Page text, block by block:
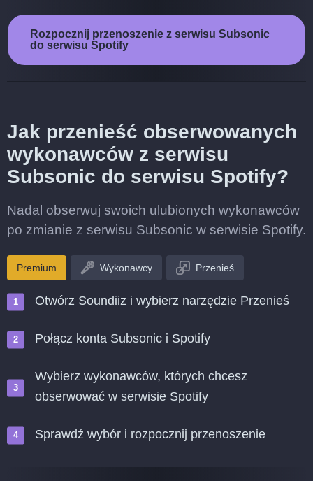
Rozpocznij przenoszenie z serwisu Subsonic
do serwisu Spotify
Jak przenieść obserwowanych
wykonawców z serwisu
Subsonic do serwisu Spotify?
Nadal obserwuj swoich ulubionych wykonawców
po zmianie z serwisu Subsonic w serwisie Spotify.
Premium Wykonawcy Przenieś
Otwórz Soundiiz i wybierz narzędzie Przenieś
Połącz konta Subsonic i Spotify
Wybierz wykonawców, których chcesz
obserwować w serwisie Spotify
Sprawdź wybór i rozpocznij przenoszenie